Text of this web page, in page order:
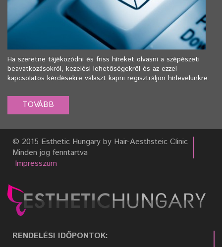
Ha szeretne tájékozódni és friss híreket olvasni a szépészeti
beavatkozásokról, kezelési lehetőségekről és az ezzel
kapcsolatos kérdésekre választ kapni regisztráljon hírlevelünkre.
© 2015 Esthetic Hungary by Hair-Aesthsteic Clinic
Minden jog fenntartva
Impresszum
RENDELÉSI IDŐPONTOK: